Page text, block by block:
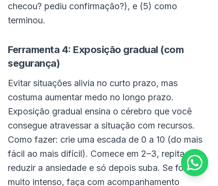
checou? pediu confirmação?), e (5) como
terminou.
Ferramenta 4: Exposição gradual (com
segurança)
Evitar situações alivia no curto prazo, mas
costuma aumentar medo no longo prazo.
Exposição gradual ensina o cérebro que você
consegue atravessar a situação com recursos.
Como fazer: crie uma escada de 0 a 10 (do mais
fácil ao mais difícil). Comece em 2–3, repita até
reduzir a ansiedade e só depois suba. Se for
muito intenso, faça com acompanhamento